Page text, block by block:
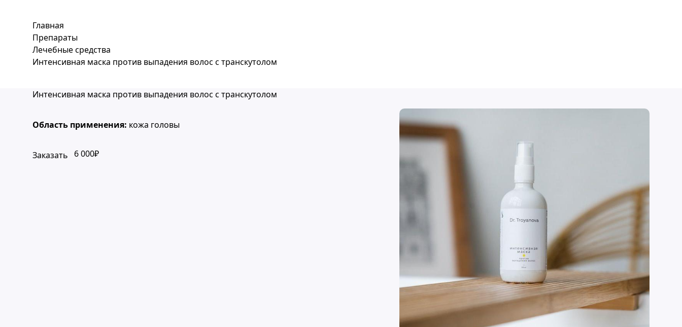
Главная
Препараты
Лечебные средства
Интенсивная маска против выпадения волос с транскутолом
Интенсивная маска против выпадения волос с транскутолом
Область применения: кожа головы
Заказать 6 000₽